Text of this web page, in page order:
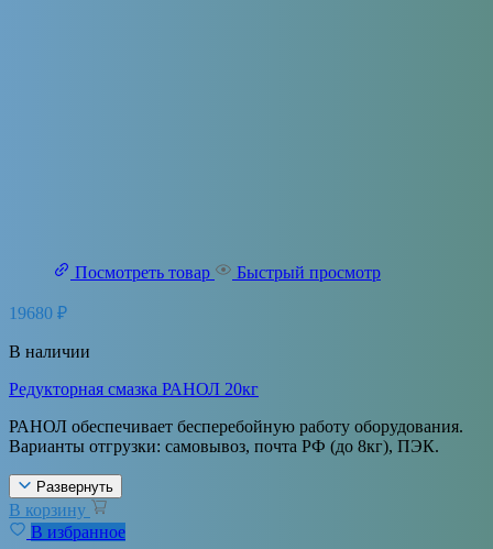
Посмотреть товар Быстрый просмотр
19680 ₽
В наличии
Редукторная смазка РАНОЛ 20кг
РАНОЛ обеспечивает бесперебойную работу оборудования.
Варианты отгрузки: самовывоз, почта РФ (до 8кг), ПЭК.
Развернуть
В корзину
В избранное